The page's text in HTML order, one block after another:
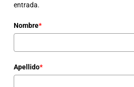
entrada.
Nombre*
Apellido*